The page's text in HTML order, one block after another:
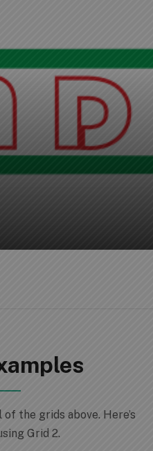
the grids above. Here’s
Grid 2.